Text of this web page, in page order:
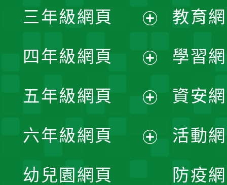
選
單
開
選
單
三年級網頁
開
選
單
四年級網頁
開
選
五年級網頁
開
六年級網頁
幼兒園網頁
教育
學習
資安
活動
防疫